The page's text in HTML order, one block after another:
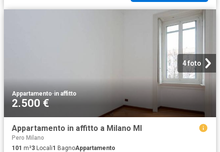
4 foto
Appartamento·in affitto
2.500 €
Appartamento in affitto a Milano MI
Pero Milano
101 m²3 Locali1 BagnoAppartamento